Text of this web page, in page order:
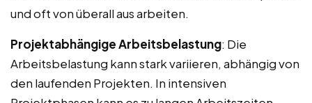
und oft von überall aus arbeiten.
Projektabhängige Arbeitsbelastung: Die
Arbeitsbelastung kann stark variieren, abhängig von
den laufenden Projekten. In intensiven